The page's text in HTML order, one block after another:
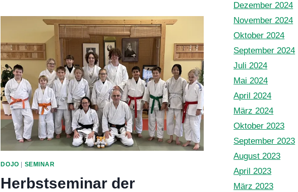
DOJO SEMINAR
Herbstseminar der
Dezember 2024
November 2024
Oktober 2024
September 2024
Juli 2024
Mai 2024
April 2024
März 2024
Oktober 2023
September 2023
August 2023
April 2023
März 2023